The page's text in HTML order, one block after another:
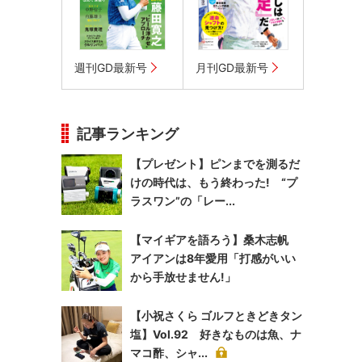
週刊GD最新号 月刊GD最新号
記事ランキング
【プレゼント】ピンまでを測るだ
けの時代は、もう終わった! “プ
ラスワン”の「レー...
【マイギアを語ろう】桑木志帆
アイアンは8年愛用「打感がいい
から手放せません!」
【小祝さくら ゴルフときどきタン
塩】Vol.92 好きなものは魚、ナ
マコ酢、シャ...